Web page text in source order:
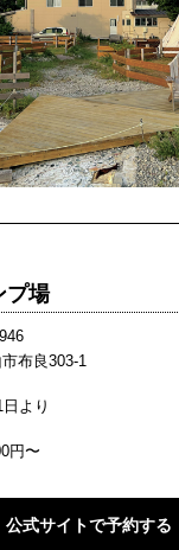
プ場
布良303-1
より
円〜
公式サイトで予約する